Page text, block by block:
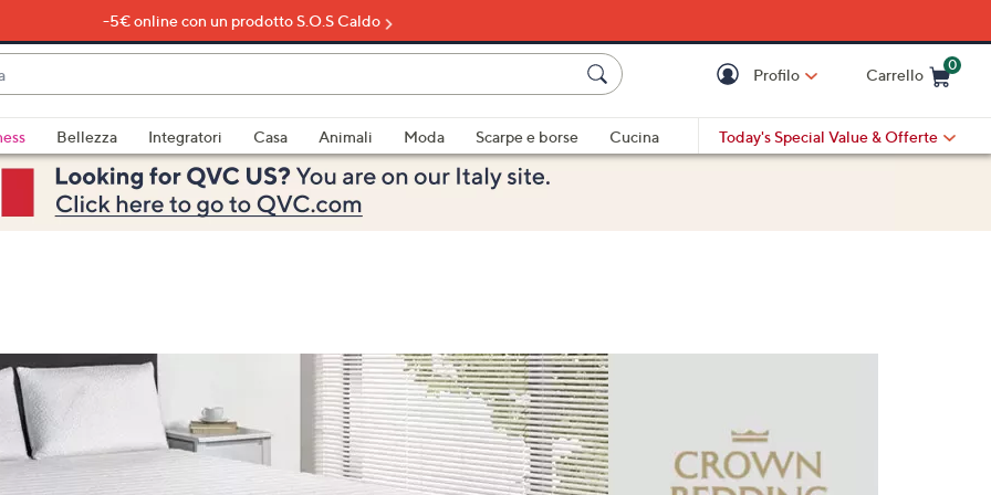
-5€ online con un prodotto S.O.S Caldo
Profilo Carrello
0
Bellezza Integratori Casa Animali Moda Scarpe e borse
Cucina
Today's Special Value & Offerte